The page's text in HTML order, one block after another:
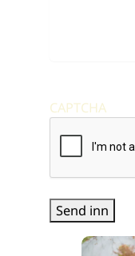
CAPTCHA